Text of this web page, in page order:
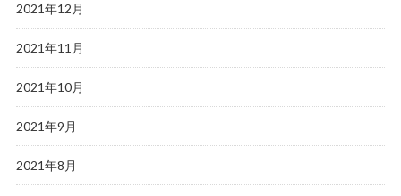
2021年12月
2021年11月
2021年10月
2021年9月
2021年8月